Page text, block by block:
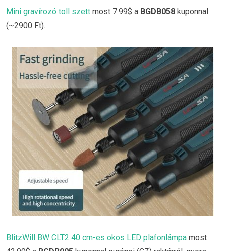
Mini gravírozó toll szett most 7.99$ a BGDB058 kuponnal
(~2900 Ft).
BlitzWill BW CLT2 40 cm-es okos LED plafonlámpa most